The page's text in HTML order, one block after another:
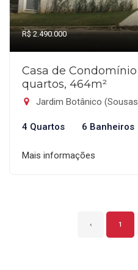
R$ 2.490.000
Casa de
quartos, 464m²
Jardim Botânico
4 Quartos 6 Banheiros
Mais informações
‹ 1